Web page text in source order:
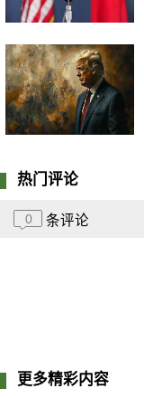
热门评论
0 条评论
更多精彩内容